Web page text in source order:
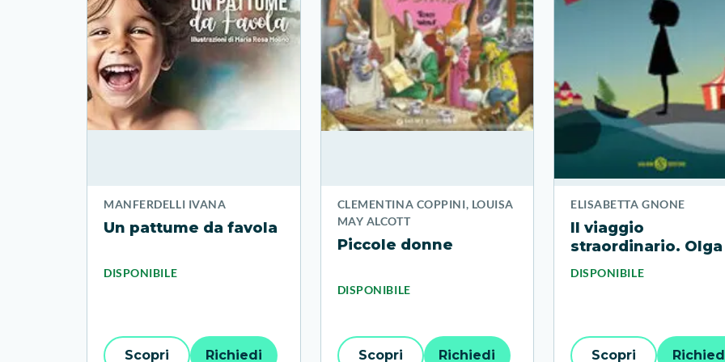
MANFERDELLI IVANA
Un pattume da favola
DISPONIBILE
Scopri Richiedi
CLEMENTINA COPPINI, LOUISA
MAY ALCOTT
Piccole donne
DISPONIBILE
Scopri Richiedi
ELISABETTA GNONE
Il viaggio
straordinario.
carta
DISPONIBILE
Scopri